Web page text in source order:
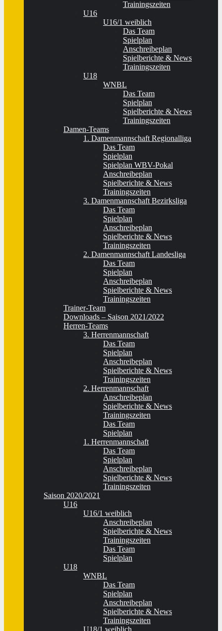
Trainingszeiten
U16
U16/1 weiblich
Das Team
Spielplan
Anschreibeplan
Spielberichte & News
Trainingszeiten
U18
WNBL
Das Team
Spielplan
Spielberichte & News
Trainingszeiten
Damen-Teams
1. Damenmannschaft Regionalliga
Das Team
Spielplan
Spielplan WBV-Pokal
Anschreibeplan
Spielberichte & News
Trainingszeiten
3. Damenmannschaft Bezirksliga
Das Team
Spielplan
Anschreibeplan
Spielberichte & News
Trainingszeiten
2. Damenmannschaft Landesliga
Das Team
Spielplan
Anschreibeplan
Spielberichte & News
Trainingszeiten
Trainer-Team
Downloads – Saison 2021/2022
Herren-Teams
3. Herrenmannschaft
Das Team
Spielplan
Anschreibeplan
Spielberichte & News
Trainingszeiten
2. Herrenmannschaft
Anschreibeplan
Spielberichte & News
Trainingszeiten
Das Team
Spielplan
1. Herrenmannschaft
Das Team
Spielplan
Anschreibeplan
Spielberichte & News
Trainingszeiten
Saison 2020/2021
U16
U16/1 weiblich
Anschreibeplan
Spielberichte & News
Trainingszeiten
Das Team
Spielplan
U18
WNBL
Das Team
Spielplan
Anschreibeplan
Spielberichte & News
Trainingszeiten
U18/1 weiblich